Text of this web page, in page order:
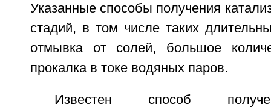
Указанные способы получения
стадий, в том числе таких
отмывка от солей, большое
прокалка в токе водяных паров.
Известен способ